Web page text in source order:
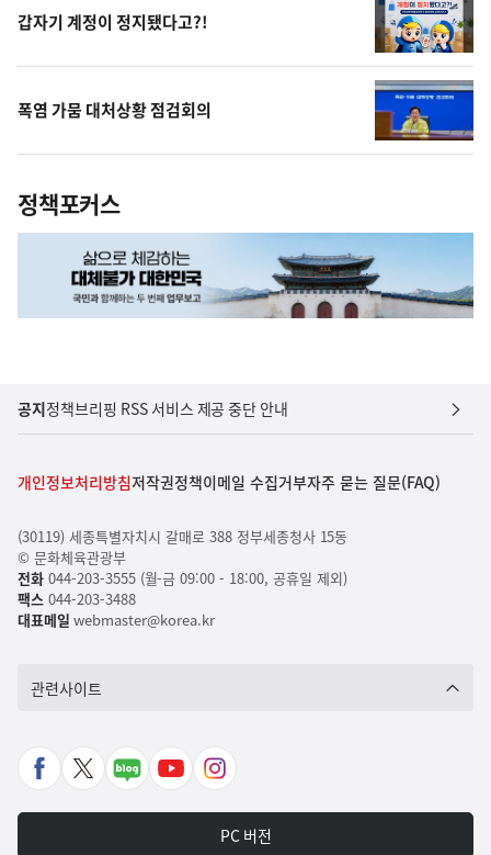
갑자기 계정이 정지됐다고?!
폭염 가뭄 대처상황 점검회의
정책포커스
공지정책브리핑 RSS 서비스 제공 중단 안내
개인정보처리방침저작권정책이메일 수집거부자주 묻는 질문(FAQ)
(30119) 세종특별자치시 갈매로 388 정부세종청사 15동
© 문화체육관광부
전화044-203-3555 (월-금 09:00 - 18:00, 공휴일 제외)
팩스044-203-3488
대표메일 webmaster@korea.kr
관련사이트
페
X
네
유
인
타
PC 버전